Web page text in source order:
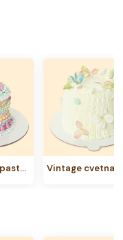
Retro torta u pastelnim bojama